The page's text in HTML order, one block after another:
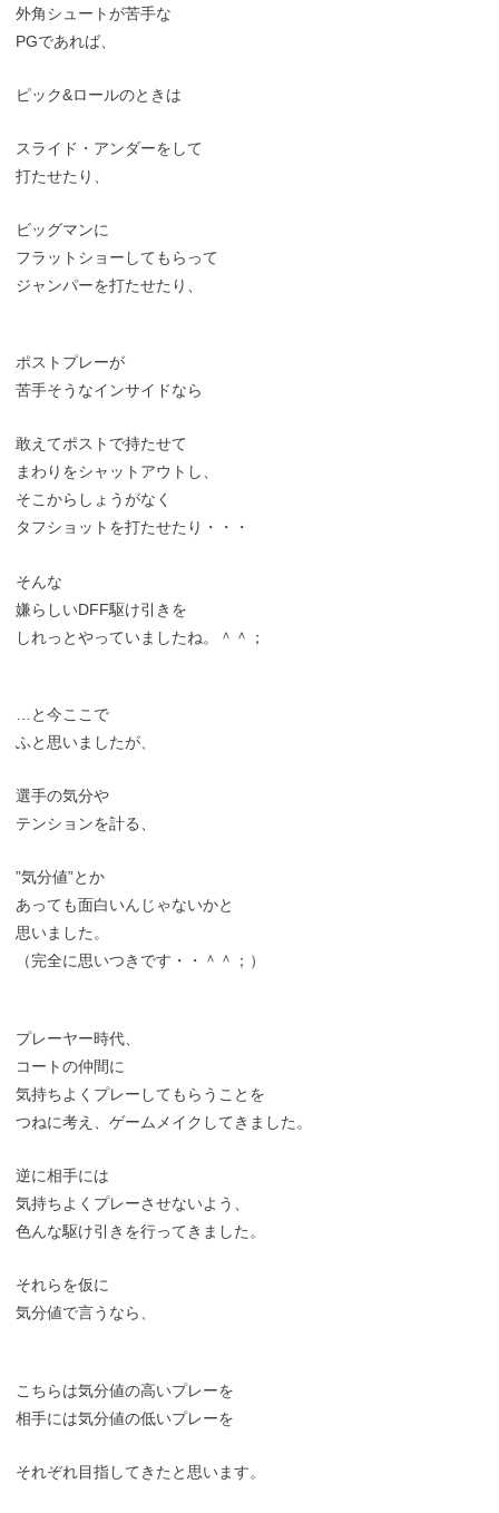
外角シュートが苦手な
PGであれば、
ピック&ロールのときは
スライド・アンダーをして
打たせたり、
ビッグマンに
フラットショーしてもらって
ジャンパーを打たせたり、
ポストプレーが
苦手そうなインサイドなら
敢えてポストで持たせて
まわりをシャットアウトし、
そこからしょうがなく
タフショットを打たせたり・・・
そんな
嫌らしいDFF駆け引きを
しれっとやっていましたね。＾＾；
…と今ここで
ふと思いましたが、
選手の気分や
テンションを計る、
”気分値”とか
あっても面白いんじゃないかと
思いました。
（完全に思いつきです・・＾＾；）
プレーヤー時代、
コートの仲間に
気持ちよくプレーしてもらうことを
つねに考え、ゲームメイクしてきました。
逆に相手には
気持ちよくプレーさせないよう、
色んな駆け引きを行ってきました。
それらを仮に
気分値で言うなら、
こちらは気分値の高いプレーを
相手には気分値の低いプレーを
それぞれ目指してきたと思います。